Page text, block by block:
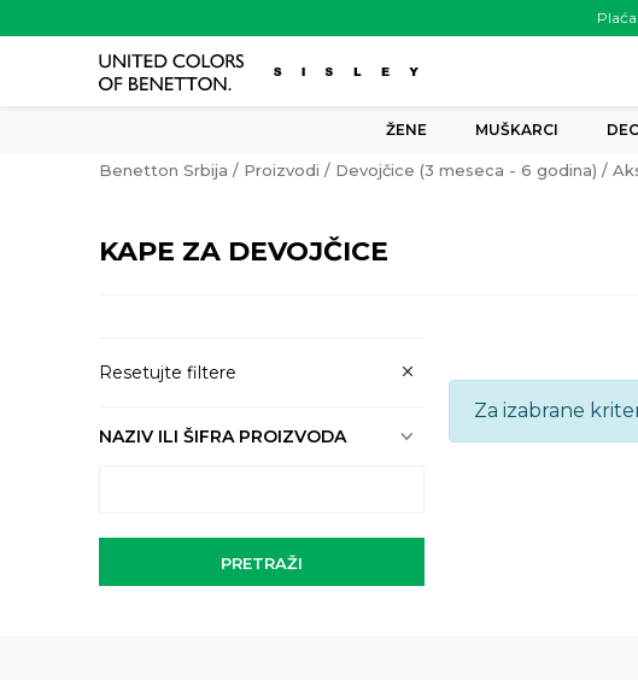
ŽENE MUŠKARCI
Benetton Srbija Proizvodi Devojčice (3 meseca - 6 godina)
KAPE ZA DEVOJČICE
Resetujte filtere
NAZIV ILI ŠIFRA PROIZVODA
PRETRAŽI
Za izabrane